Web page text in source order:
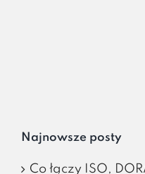
Najnowsze posty
Co łączy ISO,